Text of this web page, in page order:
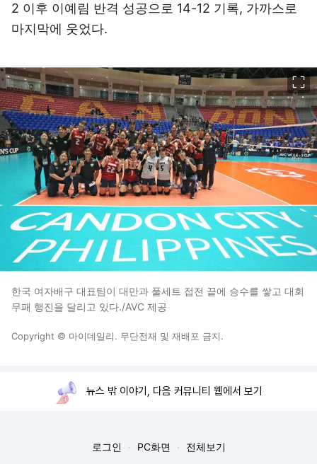
2 이후 이예림 반격 성공으로 14-12 기록, 가까스로
마지막에 웃었다.
한국 여자배구 대표팀이 대만과 풀세트 접전 끝에 승수를 쌓고 대회
무패 행진을 달리고 있다./AVC 제공
Copyright © 마이데일리. 무단전재 및 재배포 금지.
뉴스 밖 이야기, 다음 커뮤니티 웹에서 보기
로그인 PC화면 전체보기